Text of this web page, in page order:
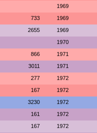
1969
733 1969
2655 1969
1970
866 1971
3011 1971
277 1972
167 1972
3230 1972
161 1972
167 1972